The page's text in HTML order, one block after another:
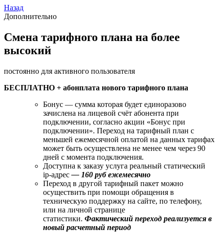
Назад
Дополнительно
Смена тарифного плана на более
высокий
постоянно для активного пользователя
БЕСПЛАТНО + абонплата нового тарифного плана
Бонус — сумма которая будет единоразово
зачислена на лицевой счёт абонента при
подключении, согласно акции «Бонус при
подключении». Переход на тарифный план с
меньшей ежемесячной оплатой на данных тарифах
может быть осуществлена не менее чем через 90
дней с момента подключения.
Доступна к заказу услуга реальный статический
ip-адрес— 160 руб ежемесячно
Переход в другой тарифный пакет можно
осуществить при помощи обращения в
техническую поддержку на сайте, по телефону,
или на личной странице
статистики. Фактический переход реализуется в
новый расчетный период